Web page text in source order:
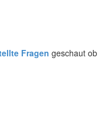
Fragen geschaut ob